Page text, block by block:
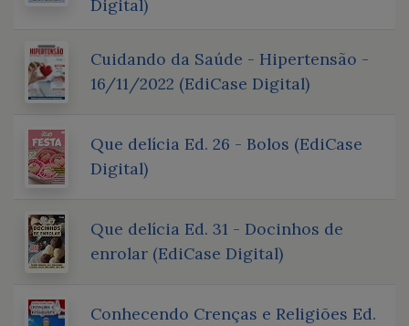
Digital)
Cuidando da Saúde - Hipertensão -
16/11/2022 (EdiCase Digital)
Que delícia Ed. 26 - Bolos (EdiCase
Digital)
Que delícia Ed. 31 - Docinhos de
enrolar (EdiCase Digital)
Conhecendo Crenças e Religiões Ed.